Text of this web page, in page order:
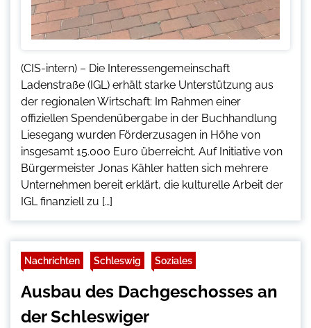
(CIS-intern) – Die Interessengemeinschaft
Ladenstraße (IGL) erhält starke Unterstützung aus
der regionalen Wirtschaft: Im Rahmen einer
offiziellen Spendenübergabe in der Buchhandlung
Liesegang wurden Förderzusagen in Höhe von
insgesamt 15.000 Euro überreicht. Auf Initiative von
Bürgermeister Jonas Kähler hatten sich mehrere
Unternehmen bereit erklärt, die kulturelle Arbeit der
IGL finanziell zu […]
Nachrichten Schleswig Soziales
Ausbau des Dachgeschosses an
der Schleswiger